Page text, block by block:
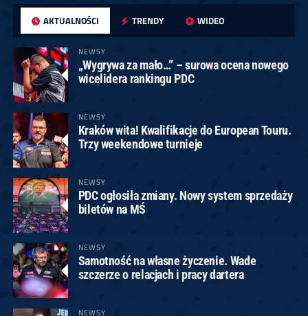
AKTUALNOŚCI TRENDY WIDEO
NEWSY
„Wygrywa za mało…” – surowa ocena nowego
wicelidera rankingu PDC
NEWSY
Kraków wita! Kwalifikacje do European Touru.
Trzy weekendowe turnieje
NEWSY
PDC ogłosiła zmiany. Nowy system sprzedaży
biletów na MŚ
NEWSY
Samotność na własne życzenie. Wade
szczerze o relacjach i pracy dartera
NEWSY